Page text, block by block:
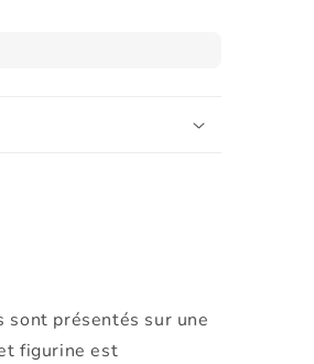
sont présentés sur une
figurine est